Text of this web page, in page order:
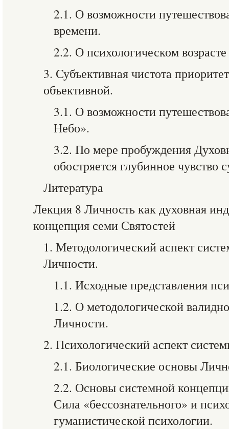
2.1. О возможности
времени.
2.2. О психологическом
3. Субъективная чистота
объективной.
3.1. О возможности
Небо».
3.2. По мере пробуждения
обостряется глубинное чувство
Литература
Лекция 8 Личность как духовная
концепция семи Святостей
1. Методологический аспект
Личности.
1.1. Исходные представления
1.2. О методологической
Личности.
2. Психологический аспект
2.1. Биологические основы
2.2. Основы системной
Сила «бессознательного» и
гуманистической психологии.